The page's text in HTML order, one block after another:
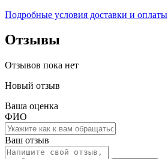
Подробные условия доставки и оплаты
Отзывы
Отзывов пока нет
Новый отзыв
Ваша оценка
ФИО
Ваш отзыв